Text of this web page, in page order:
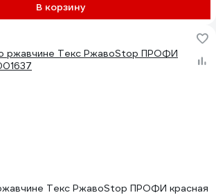
В корзину
Текс РжавоStop ПРОФИ красная